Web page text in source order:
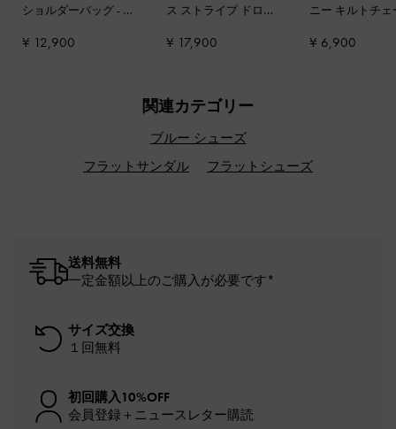
ショルダーバッグ- デ
¥ 12,900
ス ストライプ ドロー
ッグ-マルチ
¥ 17,900
ニー キルトチェ
チ-シャンパン
¥ 6,900
関連カテゴリー
ブルー シューズ
フラットサンダル
フラットシューズ
送料無料
一定金額以上のご購入が必要です*
サイズ交換
１回無料
初回購入10%OFF
会員登録＋ニュースレター購読